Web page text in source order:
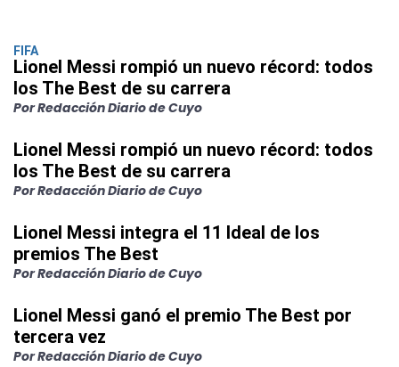
FIFA
Lionel Messi rompió un nuevo récord: todos
los The Best de su carrera
Por Redacción Diario de Cuyo
Lionel Messi rompió un nuevo récord: todos
los The Best de su carrera
Por Redacción Diario de Cuyo
Lionel Messi integra el 11 Ideal de los
premios The Best
Por Redacción Diario de Cuyo
Lionel Messi ganó el premio The Best por
tercera vez
Por Redacción Diario de Cuyo